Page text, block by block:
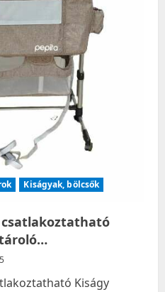
Kiságyak, bölcsők
csatlakoztatható
Kiságy